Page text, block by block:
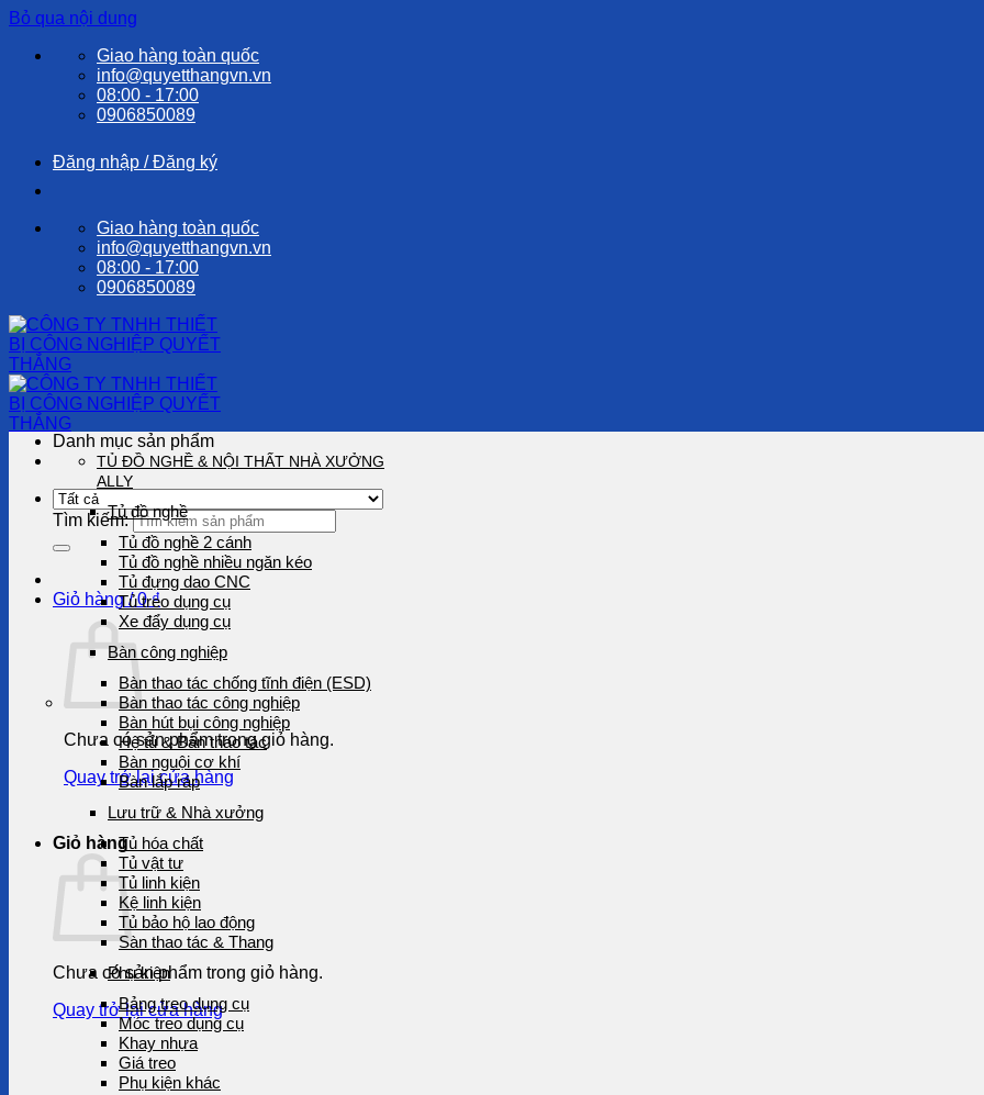
Bỏ qua nội dung
Giao hàng toàn quốc
info@quyetthangvn.vn
08:00 - 17:00
0906850089
Đăng nhập / Đăng ký
Giao hàng toàn quốc
info@quyetthangvn.vn
08:00 - 17:00
0906850089
Tìm kiếm:
Giỏ hàng /0₫
Chưa có sản phẩm trong giỏ hàng.
Quay trở lại cửa hàng
Giỏ hàng
Chưa có sản phẩm trong giỏ hàng.
Quay trở lại cửa hàng
Danh mục sản phẩm
TỦ ĐỒ NGHỀ & NỘI THẤT NHÀ XƯỞNG
ALLY
Tủ đồ nghề
Tủ đồ nghề 2 cánh
Tủ đồ nghề nhiều ngăn kéo
Tủ đựng dao CNC
Tủ treo dụng cụ
Xe đẩy dụng cụ
Bàn công nghiệp
Bàn thao tác chống tĩnh điện (ESD)
Bàn thao tác công nghiệp
Bàn hút bụi công nghiệp
Hệ tủ & Bàn thao tác
Bàn nguội cơ khí
Bàn lắp ráp
Lưu trữ & Nhà xưởng
Tủ hóa chất
Tủ vật tư
Tủ linh kiện
Kệ linh kiện
Tủ bảo hộ lao động
Sàn thao tác & Thang
Phụ kiện
Bảng treo dụng cụ
Móc treo dụng cụ
Khay nhựa
Giá treo
Phụ kiện khác